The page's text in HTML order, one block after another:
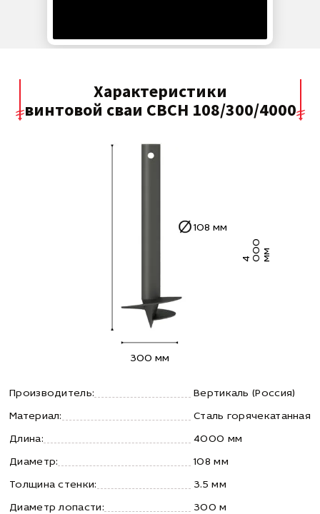
Характеристики
винтовой сваи СВСН 108/300/4000
4 0 0
0
м м
300 мм
108 мм
Производитель: Вертикаль (Россия)
Материал: Сталь горячекатанная
Длина: 4000 мм
Диаметр: 108 мм
Толщина стенки: 3.5 мм
Диаметр лопасти: 300 м